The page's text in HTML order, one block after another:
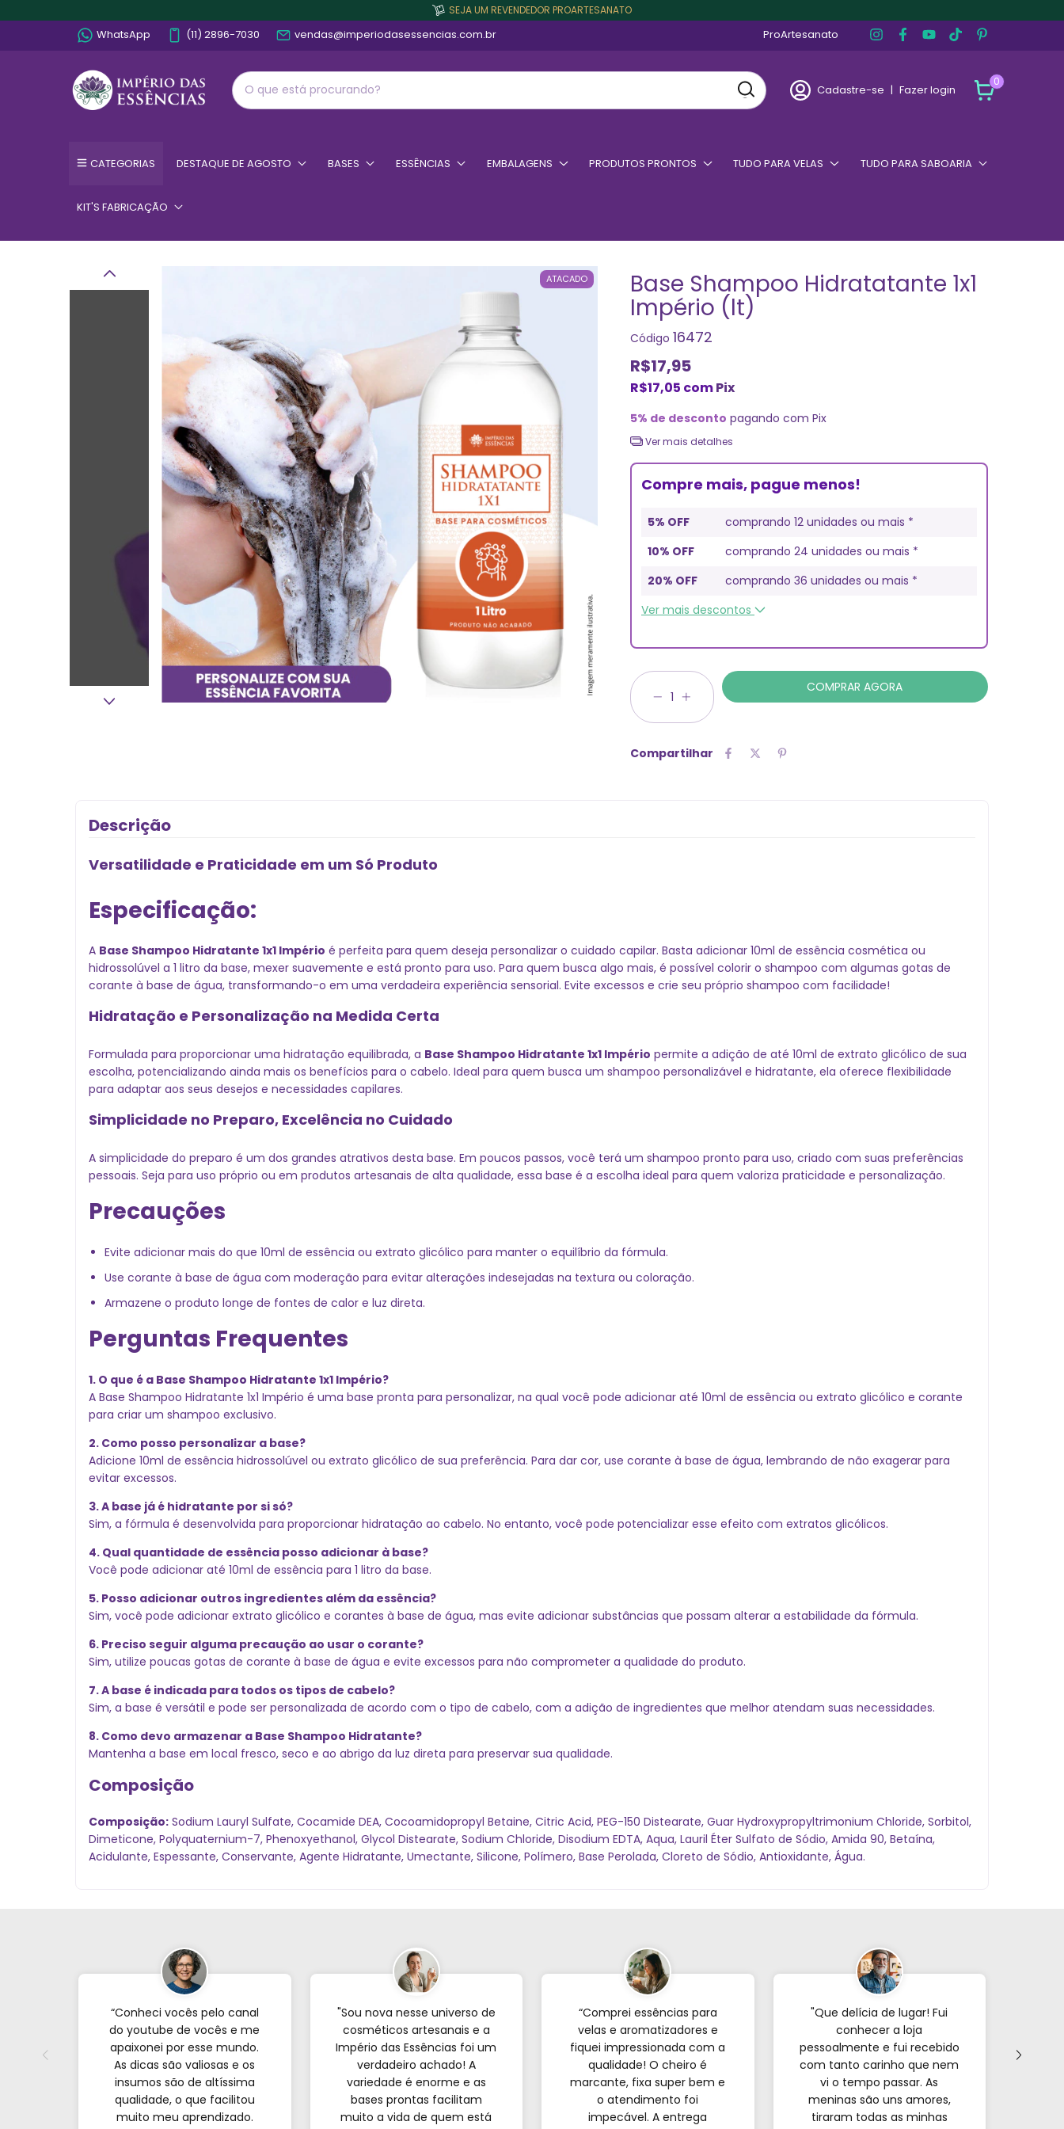
SEJA UM REVENDEDOR PROARTESANATO
WhatsApp (11) 2896-7030 vendas@imperiodasessencias.com.br ProArtesanato
Cadastre-se | Fazer login
0
CATEGORIAS DESTAQUE DE AGOSTO BASES ESSÊNCIAS EMBALAGENS PRODUTOS PRONTOS TUDO PARA VELAS TUDO PARA SABOARIA
KIT'S FABRICAÇÃO
ATACADO Base Shampoo Hidratatante 1x1
Império (lt)
Código 16472
R$17,95
R$17,05 comPix
5% de desconto pagando com Pix
Ver mais detalhes
Compre mais, pague menos!
5% OFF
comprando 12 unidades ou mais *
10% OFF
comprando 24 unidades ou mais *
20% OFF
comprando 36 unidades ou mais *
Ver mais descontos
Compartilhar
Descrição
Versatilidade e Praticidade em um Só Produto
Especificação:
A Base Shampoo Hidratante 1x1 Império é perfeita para quem deseja personalizar o cuidado capilar. Basta adicionar 10ml de essência cosmética ou
hidrossolúvel a 1 litro da base, mexer suavemente e está pronto para uso. Para quem busca algo mais, é possível colorir o shampoo com algumas gotas de
corante à base de água, transformando-o em uma verdadeira experiência sensorial. Evite excessos e crie seu próprio shampoo com facilidade!
Hidratação e Personalização na Medida Certa
Formulada para proporcionar uma hidratação equilibrada, a Base Shampoo Hidratante 1x1 Império permite a adição de até 10ml de extrato glicólico de sua
escolha, potencializando ainda mais os benefícios para o cabelo. Ideal para quem busca um shampoo personalizável e hidratante, ela oferece flexibilidade
para adaptar aos seus desejos e necessidades capilares.
Simplicidade no Preparo, Excelência no Cuidado
A simplicidade do preparo é um dos grandes atrativos desta base. Em poucos passos, você terá um shampoo pronto para uso, criado com suas preferências
pessoais. Seja para uso próprio ou em produtos artesanais de alta qualidade, essa base é a escolha ideal para quem valoriza praticidade e personalização.
Precauções
Evite adicionar mais do que 10ml de essência ou extrato glicólico para manter o equilíbrio da fórmula.
Use corante à base de água com moderação para evitar alterações indesejadas na textura ou coloração.
Armazene o produto longe de fontes de calor e luz direta.
Perguntas Frequentes
1. O que é a Base Shampoo Hidratante 1x1 Império?
A Base Shampoo Hidratante 1x1 Império é uma base pronta para personalizar, na qual você pode adicionar até 10ml de essência ou extrato glicólico e corante
para criar um shampoo exclusivo.
2. Como posso personalizar a base?
Adicione 10ml de essência hidrossolúvel ou extrato glicólico de sua preferência. Para dar cor, use corante à base de água, lembrando de não exagerar para
evitar excessos.
3. A base já é hidratante por si só?
Sim, a fórmula é desenvolvida para proporcionar hidratação ao cabelo. No entanto, você pode potencializar esse efeito com extratos glicólicos.
4. Qual quantidade de essência posso adicionar à base?
Você pode adicionar até 10ml de essência para 1 litro da base.
5. Posso adicionar outros ingredientes além da essência?
Sim, você pode adicionar extrato glicólico e corantes à base de água, mas evite adicionar substâncias que possam alterar a estabilidade da fórmula.
6. Preciso seguir alguma precaução ao usar o corante?
Sim, utilize poucas gotas de corante à base de água e evite excessos para não comprometer a qualidade do produto.
7. A base é indicada para todos os tipos de cabelo?
Sim, a base é versátil e pode ser personalizada de acordo com o tipo de cabelo, com a adição de ingredientes que melhor atendam suas necessidades.
8. Como devo armazenar a Base Shampoo Hidratante?
Mantenha a base em local fresco, seco e ao abrigo da luz direta para preservar sua qualidade.
Composição
Composição: Sodium Lauryl Sulfate, Cocamide DEA, Cocoamidopropyl Betaine, Citric Acid, PEG-150 Distearate, Guar Hydroxypropyltrimonium Chloride, Sorbitol,
Dimeticone, Polyquaternium-7, Phenoxyethanol, Glycol Distearate, Sodium Chloride, Disodium EDTA, Aqua, Lauril Éter Sulfato de Sódio, Amida 90, Betaína,
Acidulante, Espessante, Conservante, Agente Hidratante, Umectante, Silicone, Polímero, Base Perolada, Cloreto de Sódio, Antioxidante, Água.
“Conheci vocês pelo canal
do youtube de vocês e me
apaixonei por esse mundo.
As dicas são valiosas e os
insumos são de altíssima
qualidade, o que facilitou
muito meu aprendizado.
"Sou nova nesse universo de
cosméticos artesanais e a
Império das Essências foi um
verdadeiro achado! A
variedade é enorme e as
bases prontas facilitam
muito a vida de quem est
“Comprei essências para
velas e aromatizadores e
fiquei impressionada com a
qualidade! O cheiro é
marcante, fixa super bem e
o atendimento foi
impecável. A entrega
"Que delícia de lugar! Fui
conhecer a loja
pessoalmente e fui recebido
com tanto carinho que nem
vi o tempo passar. As
meninas são uns amores,
tiraram todas as minhas